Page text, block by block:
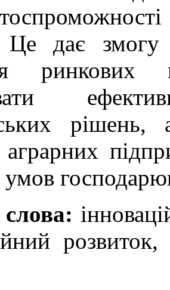
Це дає змогу
ринкових
аграрних